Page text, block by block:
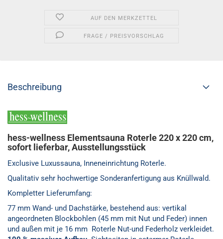
AUF DEN MERKZETTEL
FRAGE / PREISVORSCHLAG
Beschreibung
hess-wellness Elementsauna Roterle 220 x 220 cm,
sofort lieferbar, Ausstellungsstück
Exclusive Luxussauna, Inneneinrichtung Roterle.
Qualitativ sehr hochwertige Sonderanfertigung aus Knüllwald.
Kompletter Lieferumfang:
77 mm Wand- und Dachstärke, bestehend aus: vertikal
angeordneten Blockbohlen (45 mm mit Nut und Feder) innen
und außen mit je 16 mm Roterle Nut-und Federholz verkleidet.